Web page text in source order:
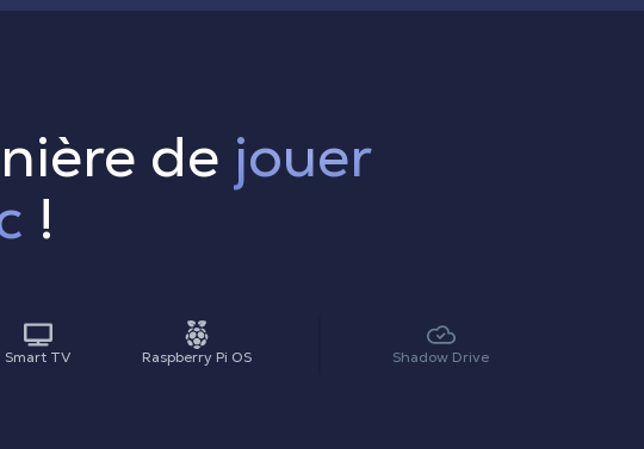
de jouer
!
Smart TV Raspberry Pi OS Shadow Drive